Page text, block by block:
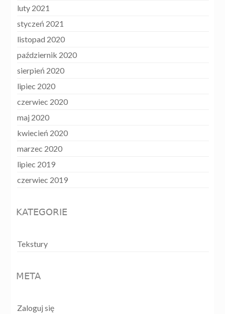
luty 2021
styczeń 2021
listopad 2020
październik 2020
sierpień 2020
lipiec 2020
czerwiec 2020
maj 2020
kwiecień 2020
marzec 2020
lipiec 2019
czerwiec 2019
KATEGORIE
Tekstury
META
Zaloguj się